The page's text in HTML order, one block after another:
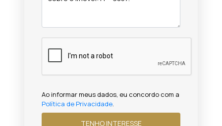
Ao informar meus dados, eu concordo com a
Política de Privacidade.
TENHO INTERESSE